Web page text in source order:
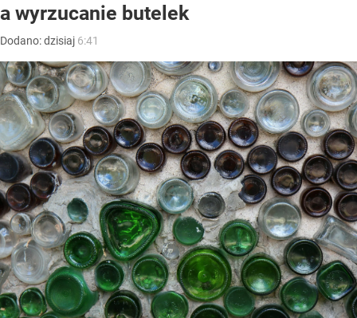
a wyrzucanie butelek
Dodano:dzisiaj 6:41